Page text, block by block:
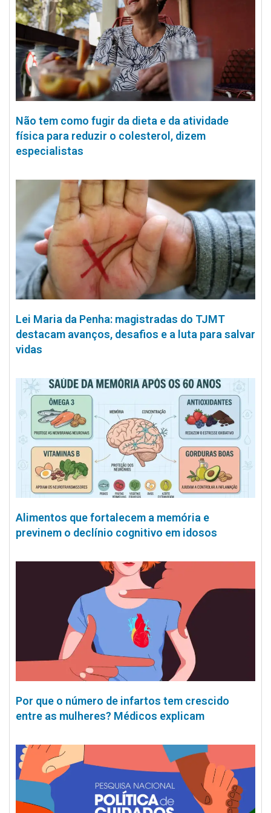
Não tem como fugir da dieta e da atividade
física para reduzir o colesterol, dizem
especialistas
Lei Maria da Penha: magistradas do TJMT
destacam avanços, desafios e a luta para salvar
vidas
Alimentos que fortalecem a memória e
previnem o declínio cognitivo em idosos
Por que o número de infartos tem crescido
entre as mulheres? Médicos explicam